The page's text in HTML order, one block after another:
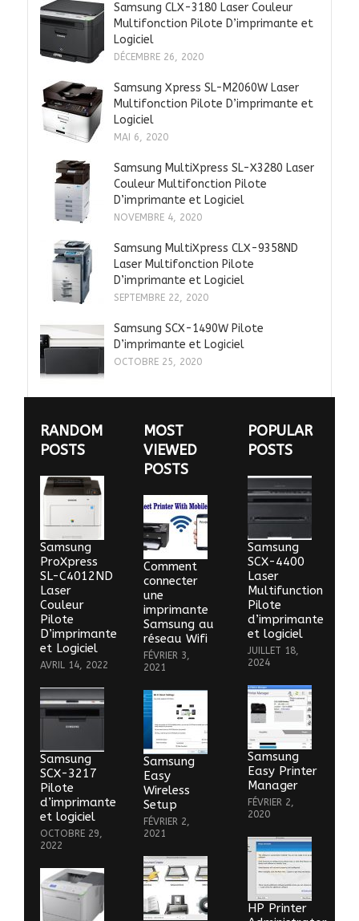
Samsung CLX-3180 Laser Couleur
Multifonction Pilote D’imprimante et
Logiciel
DÉCEMBRE 26, 2020
Samsung Xpress SL-M2060W Laser
Multifonction Pilote D’imprimante et
Logiciel
MAI 6, 2020
Samsung MultiXpress SL-X3280 Laser
Couleur Multifonction Pilote
D’imprimante et Logiciel
NOVEMBRE 4, 2020
Samsung MultiXpress CLX-9358ND
Laser Multifonction Pilote
D’imprimante et Logiciel
SEPTEMBRE 22, 2020
Samsung SCX-1490W Pilote
D’imprimante et Logiciel
OCTOBRE 25, 2020
RANDOM
POSTS
Samsung
ProXpress
SL-C4012ND
Laser
Couleur
Pilote
D’imprimante
et Logiciel
AVRIL 14, 2022
Samsung
SCX-3217
Pilote
d’imprimante
et logiciel
OCTOBRE 29,
2022
MOST
VIEWED
POSTS
Comment
connecter
une
imprimante
Samsung au
réseau Wifi
FÉVRIER 3,
2021
Samsung
Easy
Wireless
Setup
FÉVRIER 2,
2021
POPULAR
POSTS
Samsung
SCX-4400
Laser
Multifunction
Pilote
d’imprimante
et logiciel
JUILLET 18,
2024
Samsung
Easy Printer
Manager
FÉVRIER 2,
2020
HP Printer